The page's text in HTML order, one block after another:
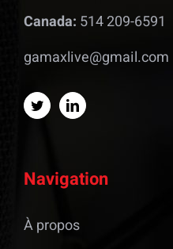
Canada: 514 209-6591
gamaxlive@gmail.com
Navigation
À propos